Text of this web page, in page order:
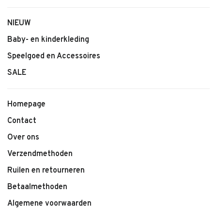
NIEUW
Baby- en kinderkleding
Speelgoed en Accessoires
SALE
Homepage
Contact
Over ons
Verzendmethoden
Ruilen en retourneren
Betaalmethoden
Algemene voorwaarden